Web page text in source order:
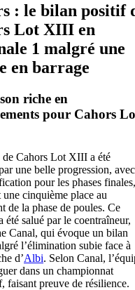
: le bilan positif
Lot XIII en
1 malgré une
en barrage
riche en
pour Cahors
de Cahors Lot XIII a été
une belle progression, avec
pour les phases finales,
une cinquième place au
de la phase de poules. Ce
été salué par le coentraîneur,
Canal, qui évoque un bilan
l’élimination subie face à
d’Albi. Selon Canal,
dans un championnat
faisant preuve de résilience.